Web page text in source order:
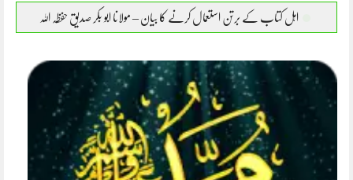
استعمال کرنے کا بیان – مولانا ابو بکر صدیق حفظہ اللہ اہل کتاب کے برتن استعمال کرنے